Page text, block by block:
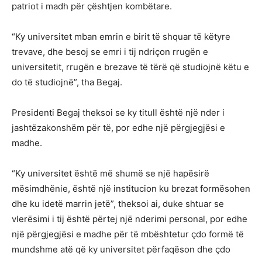
patriot i madh për çështjen kombëtare.
“Ky universitet mban emrin e birit të shquar të këtyre
trevave, dhe besoj se emri i tij ndriçon rrugën e
universitetit, rrugën e brezave të tërë që studiojnë këtu e
do të studiojnë”, tha Begaj.
Presidenti Begaj theksoi se ky titull është një nder i
jashtëzakonshëm për të, por edhe një përgjegjësi e
madhe.
“Ky universitet është më shumë se një hapësirë
mësimdhënie, është një institucion ku brezat formësohen
dhe ku idetë marrin jetë”, theksoi ai, duke shtuar se
vlerësimi i tij është përtej një nderimi personal, por edhe
një përgjegjësi e madhe për të mbështetur çdo formë të
mundshme atë që ky universitet përfaqëson dhe çdo